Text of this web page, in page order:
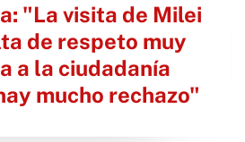
"La visita de Milei
de respeto muy
a la ciudadanía
mucho rechazo"